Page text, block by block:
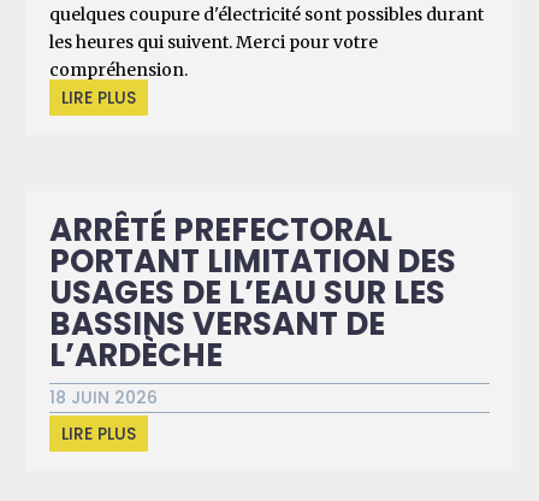
quelques coupure d'électricité sont possibles durant
les heures qui suivent. Merci pour votre
compréhension.
LIRE PLUS
ARRÊTÉ PREFECTORAL
PORTANT LIMITATION DES
USAGES DE L’EAU SUR LES
BASSINS VERSANT DE
L’ARDÈCHE
18 JUIN 2026
LIRE PLUS